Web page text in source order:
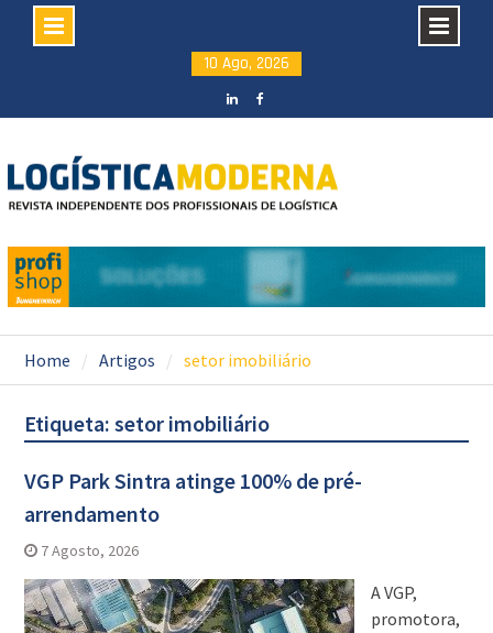
content
10 Ago, 2026
Home Artigos setor imobiliário
Etiqueta: setor imobiliário
VGP Park Sintra atinge 100% de pré-
arrendamento
7 Agosto, 2026
A VGP,
promotora,